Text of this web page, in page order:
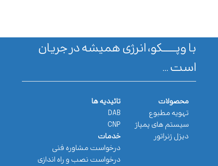
با وپـــــــکو، انرژی همیشه در جریان
است ...
محصولات
تهویه مطبوع
سیستم های پمپاژ
دیزل ژنراتور
تائیدیه ها
DAB
CNP
خدمات
درخواست مشاوره فنی
درخواست نصب و راه اندازی